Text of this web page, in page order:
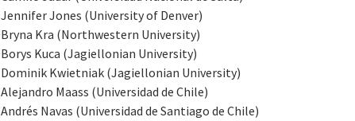
Jennifer Jones (University of Denver)
Bryna Kra (Northwestern University)
Borys Kuca (Jagiellonian University)
Dominik Kwietniak (Jagiellonian University)
Alejandro Maass (Universidad de Chile)
Andrés Navas (Universidad de Santiago de Chile)